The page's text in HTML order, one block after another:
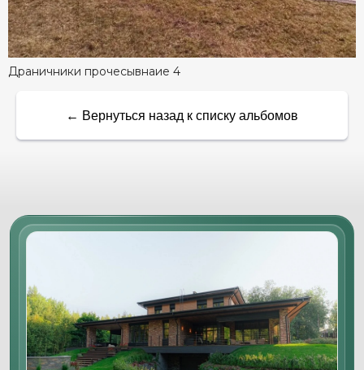
Драничники прочесывнаие 4
← Вернуться назад к списку альбомов